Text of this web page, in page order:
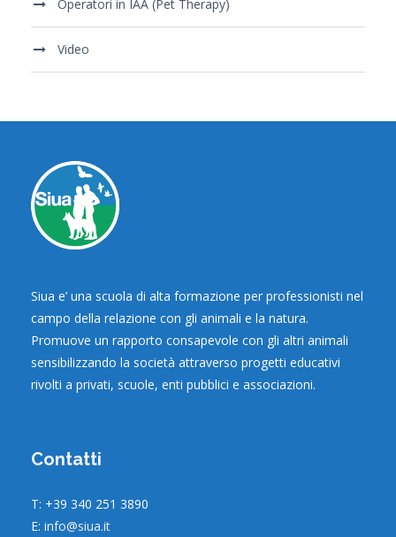
Operatori in IAA (Pet Therapy)
Video
Siua e’ una scuola di alta formazione per professionisti nel
campo della relazione con gli animali e la natura.
Promuove un rapporto consapevole con gli altri animali
sensibilizzando la società attraverso progetti educativi
rivolti a privati, scuole, enti pubblici e associazioni.
Contatti
T: +39 340 251 3890
E: info@siua.it